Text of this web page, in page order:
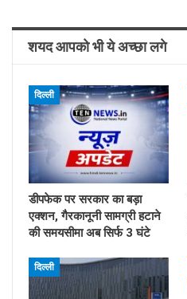
शयद आपको भी ये अच्छा लगे
दिल्ली
डीपफेक पर सरकार का बड़ा
एक्शन, गैरकानूनी सामग्री हटाने
की समयसीमा अब सिर्फ 3 घंटे
दिल्ली